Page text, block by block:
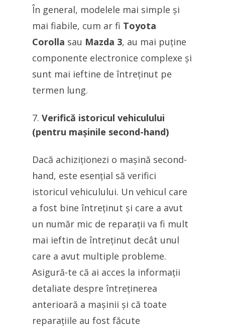
În general, modelele mai simple și
mai fiabile, cum ar fi Toyota
Corolla sau Mazda 3, au mai puține
componente electronice complexe și
sunt mai ieftine de întreținut pe
termen lung.
Verifică istoricul vehiculului
(pentru mașinile second-hand)
Dacă achiziționezi o mașină second-
hand, este esențial să verifici
istoricul vehiculului. Un vehicul care
a fost bine întreținut și care a avut
un număr mic de reparații va fi mult
mai ieftin de întreținut decât unul
care a avut multiple probleme.
Asigură-te că ai acces la informații
detaliate despre întreținerea
anterioară a mașinii și că toate
reparațiile au fost făcute